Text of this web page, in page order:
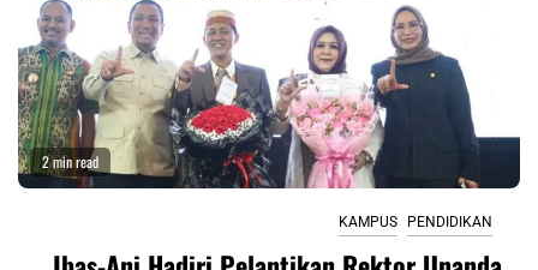
2 min read
KAMPUS PENDIDIKAN